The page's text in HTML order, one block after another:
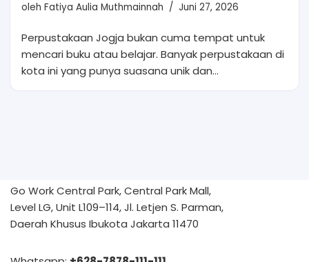
oleh Fatiya Aulia Muthmainnah Juni 27, 2026
Perpustakaan Jogja bukan cuma tempat untuk
mencari buku atau belajar. Banyak perpustakaan di
kota ini yang punya suasana unik dan…
Go Work Central Park, Central Park Mall,
Level LG, Unit L109–114, Jl. Letjen S. Parman,
Daerah Khusus Ibukota Jakarta 11470